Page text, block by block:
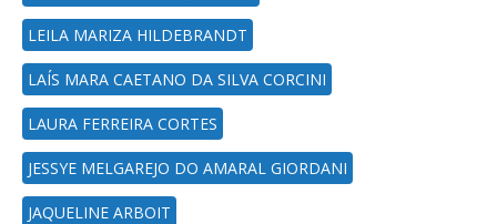
LEILA MARIZA HILDEBRANDT
LAÍS MARA CAETANO DA SILVA CORCINI
LAURA FERREIRA CORTES
JESSYE MELGAREJO DO AMARAL GIORDANI
JAQUELINE ARBOIT